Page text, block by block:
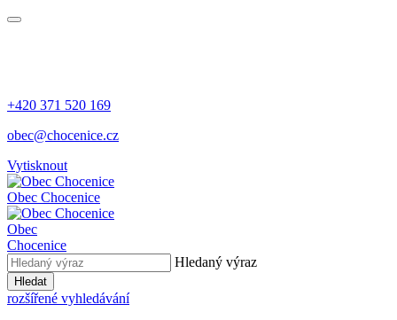
+420 371 520 169
obec@chocenice.cz
Vytisknout
Obec Chocenice
Obec
Chocenice
Hledaný výraz
Hledat
rozšířené vyhledávání